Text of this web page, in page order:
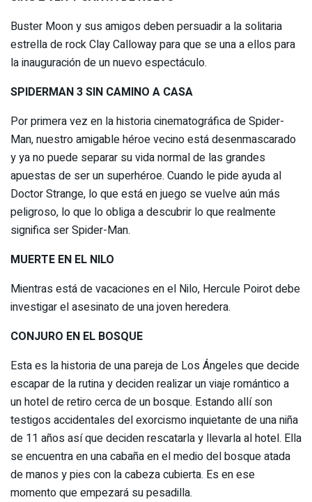
Buster Moon y sus amigos deben persuadir a la solitaria
estrella de rock Clay Calloway para que se una a ellos para
la inauguración de un nuevo espectáculo.
SPIDERMAN 3 SIN CAMINO A CASA
Por primera vez en la historia cinematográfica de Spider-
Man, nuestro amigable héroe vecino está desenmascarado
y ya no puede separar su vida normal de las grandes
apuestas de ser un superhéroe. Cuando le pide ayuda al
Doctor Strange, lo que está en juego se vuelve aún más
peligroso, lo que lo obliga a descubrir lo que realmente
significa ser Spider-Man.
MUERTE EN EL NILO
Mientras está de vacaciones en el Nilo, Hercule Poirot debe
investigar el asesinato de una joven heredera.
CONJURO EN EL BOSQUE
Esta es la historia de una pareja de Los Ángeles que decide
escapar de la rutina y deciden realizar un viaje romántico a
un hotel de retiro cerca de un bosque. Estando allí son
testigos accidentales del exorcismo inquietante de una niña
de 11 años así que deciden rescatarla y llevarla al hotel. Ella
se encuentra en una cabaña en el medio del bosque atada
de manos y pies con la cabeza cubierta. Es en ese
momento que empezará su pesadilla.